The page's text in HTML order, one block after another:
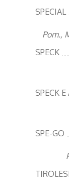
SPECIAL
Pom.,
SPECK
SPECK E
SPE-GO